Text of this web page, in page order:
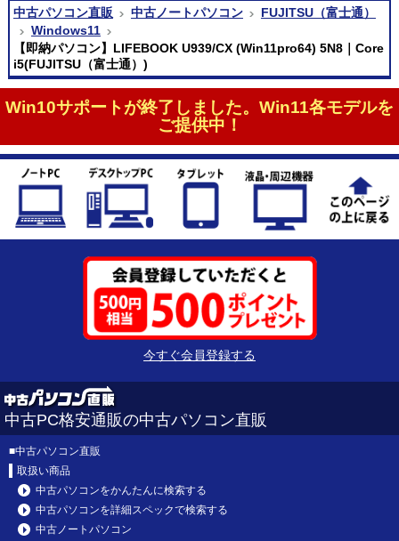
中古パソコン直販
中古ノートパソコン
FUJITSU（富士通）
Windows11
【即納パソコン】LIFEBOOK U939/CX (Win11pro64) 5N8｜Core
i5(FUJITSU（富士通）)
Win10サポートが終了しました。Win11各モデルを
ご提供中！
今すぐ会員登録する
中古PC格安通販の中古パソコン直販
■中古パソコン直販
取扱い商品
中古パソコンをかんたんに検索する
中古パソコンを詳細スペックで検索する
中古ノートパソコン